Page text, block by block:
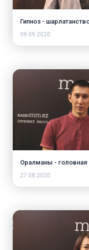
Гипноз -
09.09.2020
Оралманы - головная
27.08.2020